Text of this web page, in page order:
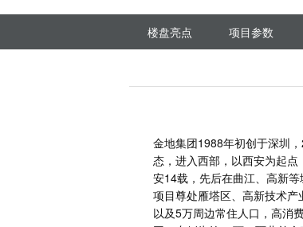
楼盘亮点 项目参数
金地集团1988年初创于深圳
态，进入西部，以西安为起
安14载，先后在曲江、高新
项目尊处雁塔区、高新技术
以及5万周边常住人口，高消